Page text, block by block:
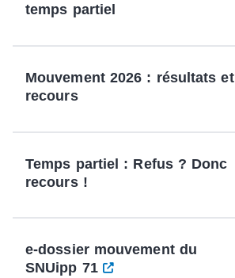
temps partiel
Mouvement 2026 : résultats et
recours
Temps partiel : Refus ? Donc
recours !
e-dossier mouvement du
SNUipp 71